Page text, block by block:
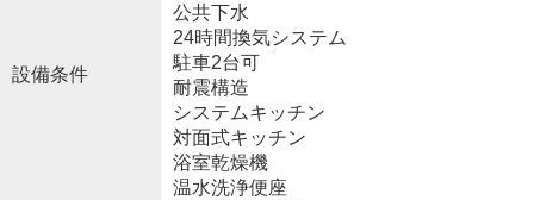
設備条件
公共下水
24時間換気システム
駐車2台可
耐震構造
システムキッチン
対面式キッチン
浴室乾燥機
温水洗浄便座